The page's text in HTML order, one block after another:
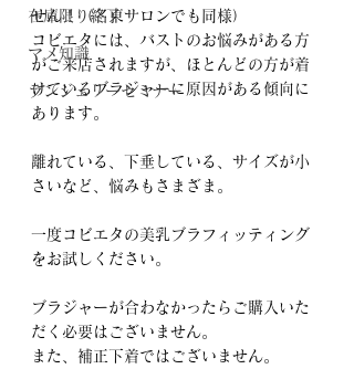
在庫限り終了
マメ知識
ランジェリーセミナー
せん！（名東サロンでも同様）
コビエタには、バストのお悩みがある方
がご来店されますが、ほとんどの方が着
けているブラジャーに原因がある傾向に
あります。
離れている、下垂している、サイズが小
さいなど、悩みもさまざま。
一度コビエタの美乳ブラフィッティング
をお試しください。
ブラジャーが合わなかったらご購入いた
だく必要はございません。
また、補正下着ではございません。